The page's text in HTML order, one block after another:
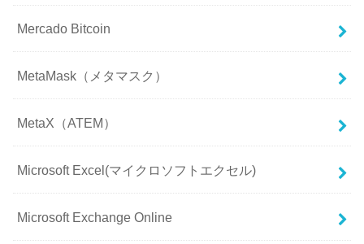
Mercado Bitcoin
MetaMask（メタマスク）
MetaX（ATEM）
Microsoft Excel(マイクロソフトエクセル)
Microsoft Exchange Online